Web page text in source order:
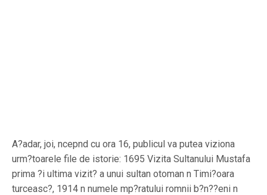
A?adar, joi, ncepnd cu ora 16, publicul va putea viziona
urm?toarele file de istorie: 1695 Vizita Sultanului Mustafa
prima ?i ultima vizit? a unui sultan otoman n Timi?oara
turceasc?, 1914 n numele mp?ratului romnii b?n??eni n